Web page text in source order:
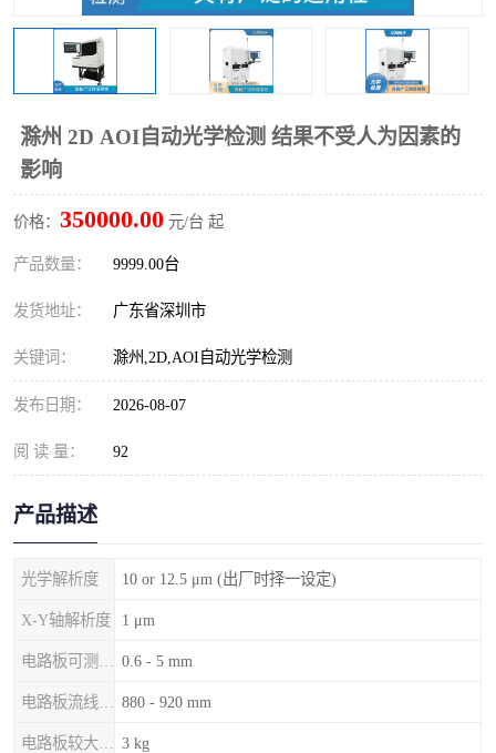
滁州 2D AOI自动光学检测 结果不受人为因素的
影响
价格： 350000.00 元/台 起
产品数量： 9999.00台
发货地址： 广东省深圳市
关键词： 滁州,2D,AOI自动光学检测
发布日期： 2026-08-07
阅 读 量： 92
产品描述
光学解析度 10 or 12.5 μm (出厂时择一设定)
X-Y轴解析度 1 μm
0.6 - 5 mm
880 - 920 mm
3 kg